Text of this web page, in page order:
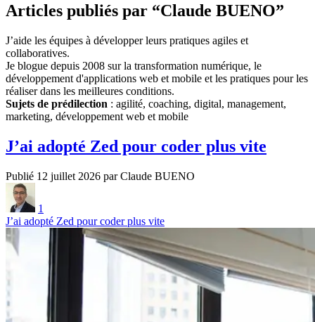
Articles publiés par “Claude BUENO”
J’aide les équipes à développer leurs pratiques agiles et
collaboratives.
Je blogue depuis 2008 sur la transformation numérique, le
développement d'applications web et mobile et les pratiques pour les
réaliser dans les meilleures conditions.
Sujets de prédilection : agilité, coaching, digital, management,
marketing, développement web et mobile
J’ai adopté Zed pour coder plus vite
Publié 12 juillet 2026 par Claude BUENO
1
J’ai adopté Zed pour coder plus vite